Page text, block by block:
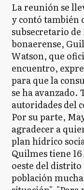
La reunión se
y contó también
subsecretario
bonaerense,
Watson, que
encuentro,
para que la
se ha avanzado.
autoridades del
Por su parte,
agradecer a
plan hídrico
Quilmes tiene
oeste del
población